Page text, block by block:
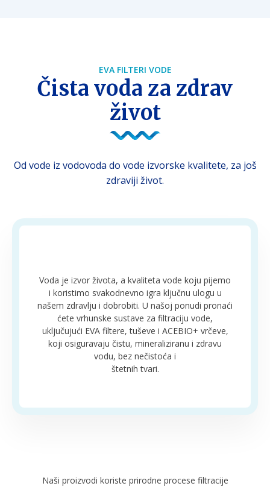
EVA FILTERI VODE
Čista voda za zdrav
život
Od vode iz vodovoda do vode izvorske kvalitete, za još
zdraviji život.
Voda je izvor života, a kvaliteta vode koju pijemo
i koristimo svakodnevno igra ključnu ulogu u
našem zdravlju i dobrobiti. U našoj ponudi pronaći
ćete vrhunske sustave za filtraciju vode,
uključujući EVA filtere, tuševe i ACEBIO+ vrčeve,
koji osiguravaju čistu, mineraliziranu i zdravu
vodu, bez nečistoća i
štetnih tvari.
Naši proizvodi koriste prirodne procese filtracije